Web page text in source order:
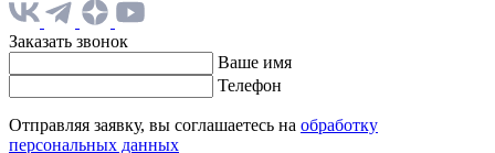
Заказать звонок
Ваше имя
Телефон
Отправляя заявку, вы соглашаетесь на обработку
персональных данных